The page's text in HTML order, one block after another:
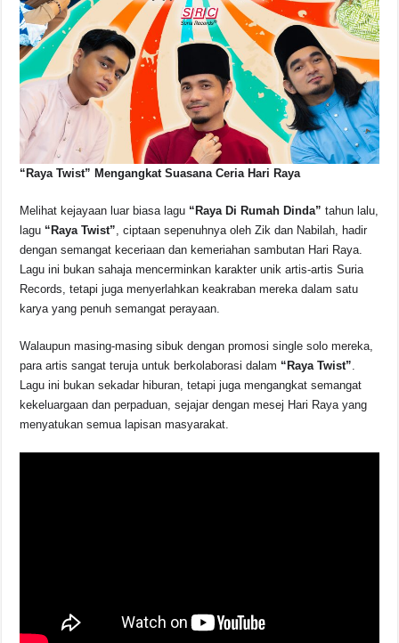
“Raya Twist” Mengangkat Suasana Ceria Hari Raya
Melihat kejayaan luar biasa lagu “Raya Di Rumah Dinda” tahun lalu,
lagu “Raya Twist” , ciptaan sepenuhnya oleh Zik dan Nabilah, hadir
dengan semangat keceriaan dan kemeriahan sambutan Hari Raya.
Lagu ini bukan sahaja mencerminkan karakter unik artis-artis Suria
Records, tetapi juga menyerlahkan keakraban mereka dalam satu
karya yang penuh semangat perayaan.
Walaupun masing-masing sibuk dengan promosi single solo mereka,
para artis sangat teruja untuk berkolaborasi dalam “Raya Twist”
Lagu ini bukan sekadar hiburan, tetapi juga mengangkat semangat
kekeluargaan dan perpaduan, sejajar dengan mesej Hari Raya yang
menyatukan semua lapisan masyarakat.